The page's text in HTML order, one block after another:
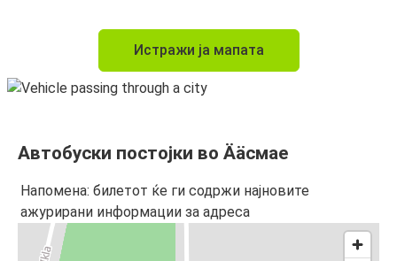
Истражи ја мапата
Автобуски постојки во Ääсмае
Напомена: билетот ќе ги содржи најновите
ажурирани информации за адреса